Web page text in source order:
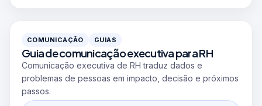
COMUNICAÇÃO GUIAS
Guia de comunicação executiva para RH
Comunicação executiva de RH traduz dados e
problemas de pessoas em impacto, decisão e próximos
passos.